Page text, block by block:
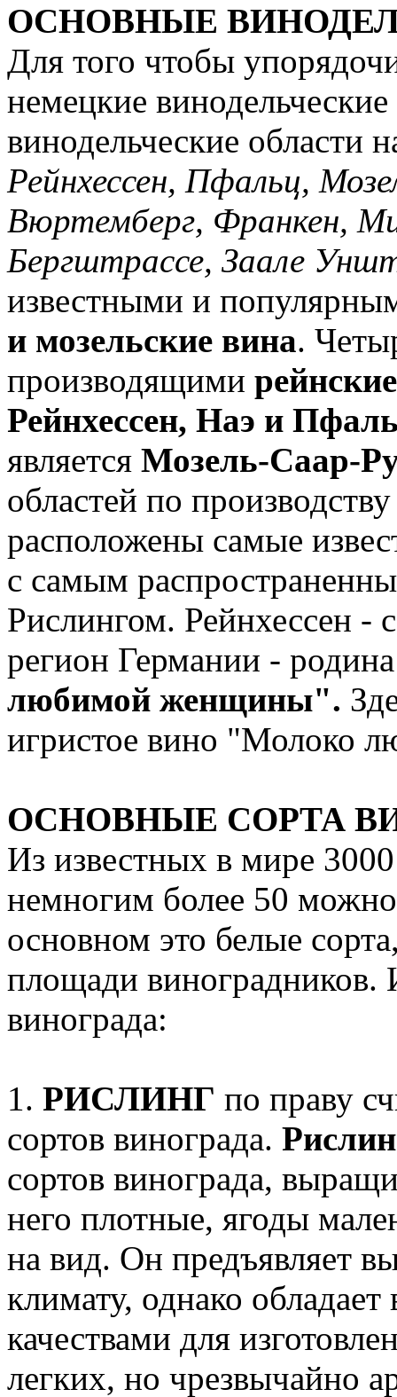
ОСНОВНЫЕ
Для того чтобы
немецкие винодельческие
винодельческие области
Рейнхессен, Пфальц,
Вюртемберг, Франкен,
Бергштрассе, Заале
известными и
и мозельские вина.
производящими
Рейнхессен, Наэ и
является Мозель-Саар-
областей по
расположены самые
с самым
Рислингом. Рейнхессен -
регион Германии -
любимой женщины".
игристое вино "Молоко
ОСНОВНЫЕ СОРТА
Из известных в мире
немногим более 50
основном это белые
площади виноградников.
винограда:
1. РИСЛИНГ по праву
сортов винограда.
сортов винограда,
него плотные, ягоды
на вид. Он предъявляет
климату, однако
качествами для
легких, но чрезвычайно